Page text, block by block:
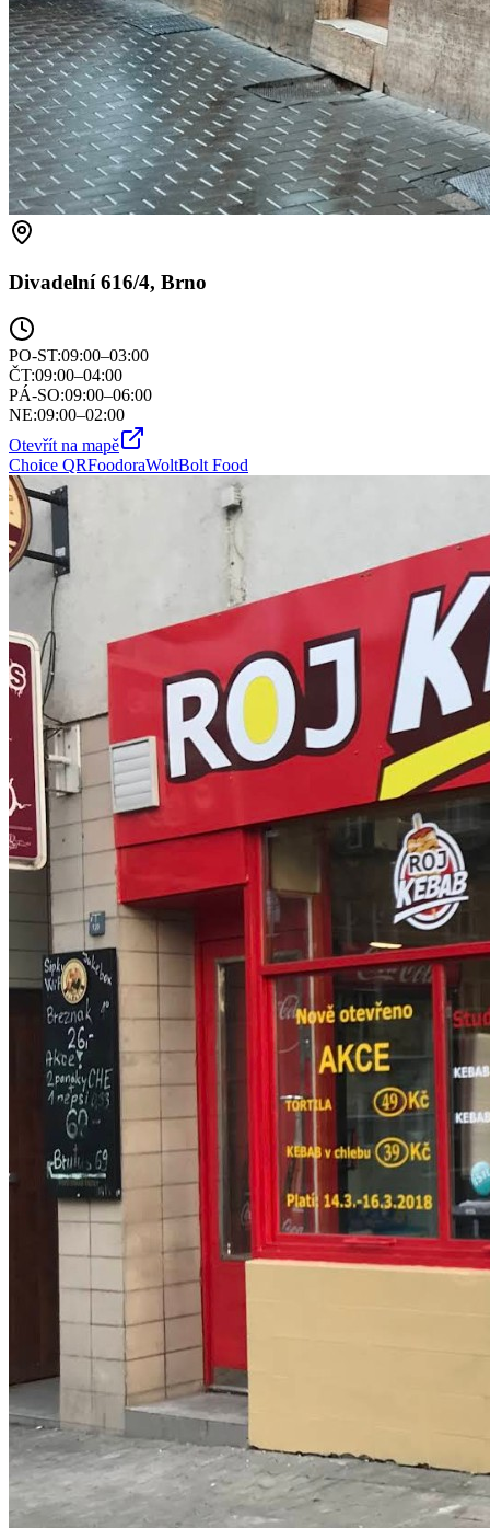
Divadelní 616/4, Brno
PO-ST:09:00–03:00
ČT:09:00–04:00
PÁ-SO:09:00–06:00
NE:09:00–02:00
Otevřít na mapě
Choice QRFoodoraWoltBolt Food